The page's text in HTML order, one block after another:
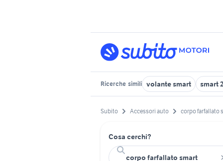
Ricerche simili volante smart smart
Subito Accessori auto corpo farfallato
Cosa cerchi?